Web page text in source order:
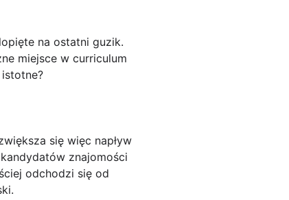
na ostatni guzik.
miejsce w curriculum
się więc napływ
znajomości
odchodzi się od